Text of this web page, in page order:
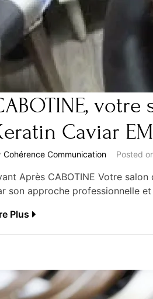
Caviar
Cohérence Communication Posted
Après CABOTINE Votre
son approche professionnelle
Plus